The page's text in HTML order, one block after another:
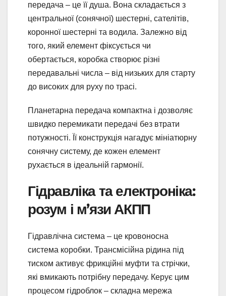
передача – це її душа. Вона складається з
центральної (сонячної) шестерні, сателітів,
коронної шестерні та водила. Залежно від
того, який елемент фіксується чи
обертається, коробка створює різні
передавальні числа – від низьких для старту
до високих для руху по трасі.
Планетарна передача компактна і дозволяє
швидко перемикати передачі без втрати
потужності. Її конструкція нагадує мініатюрну
сонячну систему, де кожен елемент
рухається в ідеальній гармонії.
Гідравліка та електроніка:
розум і м’язи АКПП
Гідравлічна система – це кровоносна
система коробки. Трансмісійна рідина під
тиском активує фрикційні муфти та стрічки,
які вмикають потрібну передачу. Керує цим
процесом гідроблок – складна мережа